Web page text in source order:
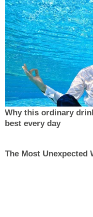
Why this ordinary
best every day
The Most Unexpected